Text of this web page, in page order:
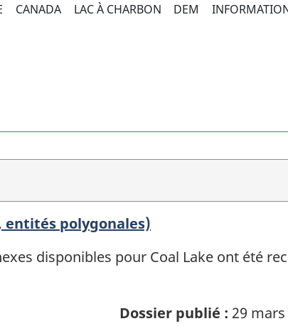
CANADA LAC À CHARBON DEM
entités polygonales)
disponibles pour Coal Lake ont été
Dossier publié : 29 mars